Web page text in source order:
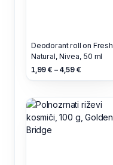
Deodorant roll on Fresh
Natural, Nivea, 50 ml
1,99 € – 4,59 €